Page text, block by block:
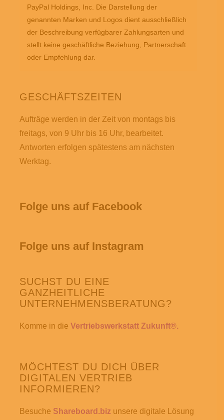
PayPal Holdings, Inc. Die Darstellung der
genannten Marken und Logos dient ausschließlich
der Beschreibung verfügbarer Zahlungsarten und
stellt keine geschäftliche Beziehung, Partnerschaft
oder Empfehlung dar.
GESCHÄFTSZEITEN
Aufträge werden in der Zeit von montags bis
freitags, von 9 Uhr bis 16 Uhr, bearbeitet.
Antworten erfolgen spätestens am nächsten
Werktag.
Folge uns auf Facebook
Folge uns auf Instagram
SUCHST DU EINE
GANZHEITLICHE
UNTERNEHMENSBERATUNG?
Komme in dieVertriebswerkstatt Zukunft®.
MÖCHTEST DU DICH ÜBER
DIGITALEN VERTRIEB
INFORMIEREN?
Besuche Shareboard.biz unsere digitale Lösung